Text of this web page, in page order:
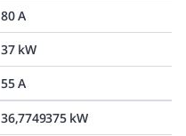
80 A
37 kW
55 A
36,7749375 kW